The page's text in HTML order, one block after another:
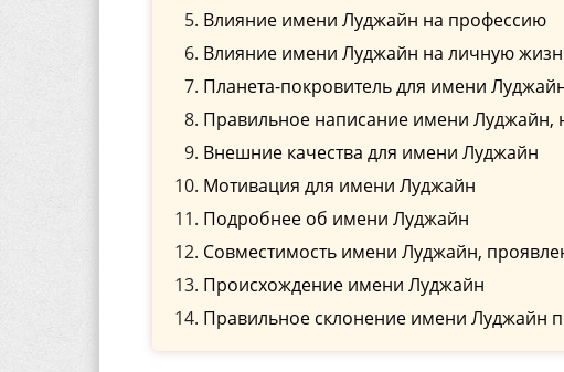
Влияние имени Луджайн на профессию
Влияние имени Луджайн на личную
Планета-покровитель для имени
Правильное написание имени Луджайн,
Внешние качества для имени Луджайн
Мотивация для имени Луджайн
Подробнее об имени Луджайн
Совместимость имени Луджайн,
Происхождение имени Луджайн
Правильное склонение имени Луджайн